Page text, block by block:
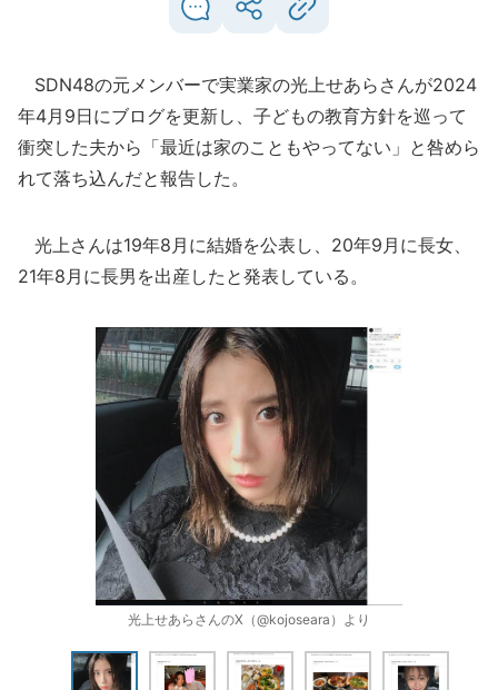
SDN48の元メンバーで実業家の光上せあらさんが2024
年4月9日にブログを更新し、子どもの教育方針を巡って
衝突した夫から「最近は家のこともやってない」と咎めら
れて落ち込んだと報告した。
光上さんは19年8月に結婚を公表し、20年9月に長女、
21年8月に長男を出産したと発表している。
光上せあらさんのX（@kojoseara）より